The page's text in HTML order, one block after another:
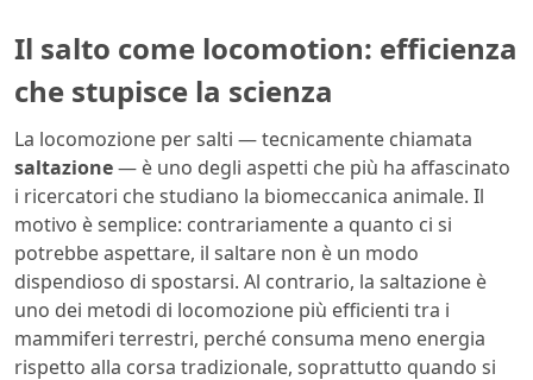
Il salto come locomotion: efficienza
che stupisce la scienza
La locomozione per salti — tecnicamente chiamata
saltazione— è uno degli aspetti che più ha affascinato
i ricercatori che studiano la biomeccanica animale. Il
motivo è semplice: contrariamente a quanto ci si
potrebbe aspettare, il saltare non è un modo
dispendioso di spostarsi. Al contrario, la saltazione è
uno dei metodi di locomozione più efficienti tra i
mammiferi terrestri, perché consuma meno energia
rispetto alla corsa tradizionale, soprattutto quando si